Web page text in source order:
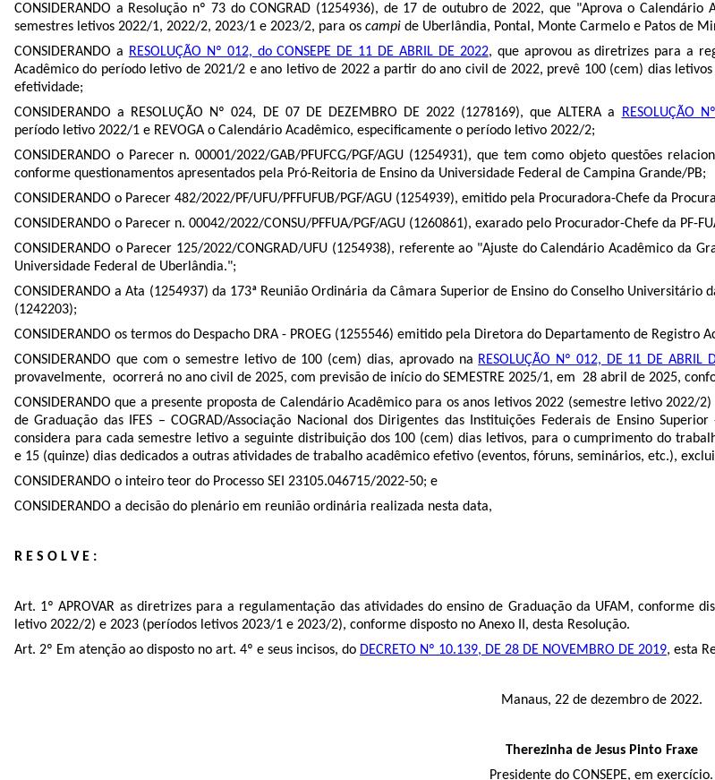
CONSIDERANDO a Resolução nº 73 do CONGRAD (1254936), de 17 de outubro de 2022, que "Aprova o Calendário
semestres letivos 2022/1, 2022/2, 2023/1 e 2023/2, para os campi de Uberlândia, Pontal, Monte Carmelo e Patos de
CONSIDERANDO a RESOLUÇÃO Nº 012, do CONSEPE DE 11 DE ABRIL DE 2022, que aprovou as diretrizes para a
Acadêmico do período letivo de 2021/2 e ano letivo de 2022 a partir do ano civil de 2022, prevê 100 (cem) dias
efetividade;
CONSIDERANDO a RESOLUÇÃO Nº 024, DE 07 DE DEZEMBRO DE 2022 (1278169), que ALTERA a RESOLUÇÃO
período letivo 2022/1 e REVOGA o Calendário Acadêmico, especificamente o período letivo 2022/2;
CONSIDERANDO o Parecer n. 00001/2022/GAB/PFUFCG/PGF/AGU (1254931), que tem como objeto questões
conforme questionamentos apresentados pela Pró-Reitoria de Ensino da Universidade Federal de Campina Grande/PB;
CONSIDERANDO o Parecer 482/2022/PF/UFU/PFFUFUB/PGF/AGU (1254939), emitido pela Procuradora-Chefe da
CONSIDERANDO o Parecer n. 00042/2022/CONSU/PFFUA/PGF/AGU (1260861), exarado pelo Procurador-Chefe da PF-
CONSIDERANDO o Parecer 125/2022/CONGRAD/UFU (1254938), referente ao "Ajuste do Calendário Acadêmico da
Universidade Federal de Uberlândia.";
CONSIDERANDO a Ata (1254937) da 173ª Reunião Ordinária da Câmara Superior de Ensino do Conselho
(1242203);
CONSIDERANDO os termos do Despacho DRA - PROEG (1255546) emitido pela Diretora do Departamento de Registro
CONSIDERANDO que com o semestre letivo de 100 (cem) dias, aprovado na RESOLUÇÃO Nº 012, DE 11 DE ABRIL
provavelmente, ocorrerá no ano civil de 2025, com previsão de início do SEMESTRE 2025/1, em 28 abril de 2025,
CONSIDERANDO que a presente proposta de Calendário Acadêmico para os anos letivos 2022 (semestre letivo
de Graduação das IFES – COGRAD/Associação Nacional dos Dirigentes das Instituições Federais de Ensino
considera para cada semestre letivo a seguinte distribuição dos 100 (cem) dias letivos, para o cumprimento do
e 15 (quinze) dias dedicados a outras atividades de trabalho acadêmico efetivo (eventos, fóruns, seminários, etc.),
CONSIDERANDO o inteiro teor do Processo SEI 23105.046715/2022-50; e
CONSIDERANDO a decisão do plenário em reunião ordinária realizada nesta data,
R E S O L V E :
Art. 1º APROVAR as diretrizes para a regulamentação das atividades do ensino de Graduação da UFAM, conforme
letivo 2022/2) e 2023 (períodos letivos 2023/1 e 2023/2), conforme disposto no Anexo II, desta Resolução.
Art. 2º Em atenção ao disposto no art. 4º e seus incisos, do DECRETO Nº 10.139, DE 28 DE NOVEMBRO DE 2019, esta
Manaus, 22 de dezembro de 2022.
Therezinha de Jesus Pinto Fraxe
Presidente do CONSEPE, em exercício.